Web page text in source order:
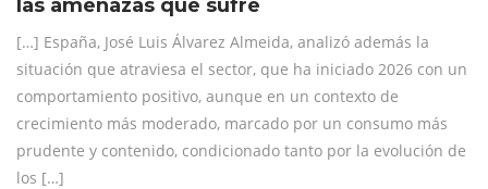
las amenazas que sufre
[…] España, José Luis Álvarez Almeida, analizó además la
situación que atraviesa el sector, que ha iniciado 2026 con un
comportamiento positivo, aunque en un contexto de
crecimiento más moderado, marcado por un consumo más
prudente y contenido, condicionado tanto por la evolución de
los […]